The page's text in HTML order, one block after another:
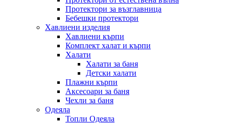
Протектори за възглавница
Бебешки протектори
Хавлиени изделия
Хавлиени кърпи
Комплект халат и кърпи
Халати
Халати за баня
Детски халати
Плажни кърпи
Аксесоари за баня
Чехли за баня
Одеяла
Топли Одеяла